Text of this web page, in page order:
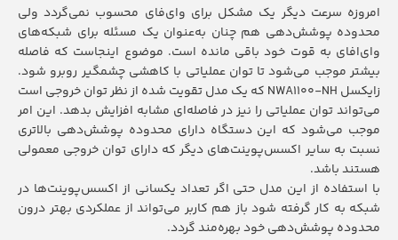
امروزه سرعت دیگر یک مشکل برای وای‌فای محسوب نمی‌گردد ولی
محدوده پوشش‌دهی هم چنان به‌عنوان یک مسئله برای شبکه‌های
وای‌افای به‌ قوت خود باقی مانده است. موضوع اینجاست که فاصله
بیشتر موجب می‌شود تا توان عملیاتی با کاهشی چشمگیر روبرو شود.
زایکسل NWA1100-NH که یک مدل تقویت شده از نظر توان خروجی است
می‌تواند توان عملیاتی را نیز در فاصله‌ای مشابه افزایش بدهد. این امر
موجب می‌شود که این دستگاه دارای محدوده پوشش‌دهی بالاتری
نسبت به سایر اکسس‌پوینت‌های دیگر که دارای توان خروجی معمولی
هستند باشد.
با استفاده از این مدل حتی اگر تعداد یکسانی از اکسس‌پوینت‌ها در
شبکه به‌ کار گرفته شود باز هم کاربر می‌تواند از عملکردی بهتر درون
محدوده پوشش‌دهی خود بهره‌مند گردد.